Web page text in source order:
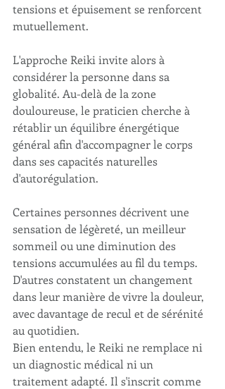
tensions et épuisement se renforcent
mutuellement.
L'approche Reiki invite alors à
considérer la personne dans sa
globalité. Au-delà de la zone
douloureuse, le praticien cherche à
rétablir un équilibre énergétique
général afin d'accompagner le corps
dans ses capacités naturelles
d'autorégulation.
Certaines personnes décrivent une
sensation de légèreté, un meilleur
sommeil ou une diminution des
tensions accumulées au fil du temps.
D'autres constatent un changement
dans leur manière de vivre la douleur,
avec davantage de recul et de sérénité
au quotidien.
Bien entendu, le Reiki ne remplace ni
un diagnostic médical ni un
traitement adapté. Il s'inscrit comme